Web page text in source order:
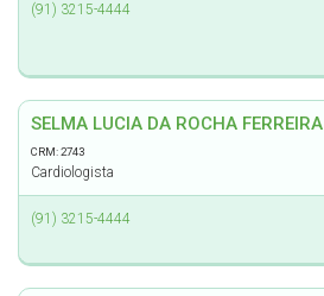
(91) 3215-4444
SELMA LUCIA DA ROCHA FERREIRA
CRM: 2743
Cardiologista
(91) 3215-4444